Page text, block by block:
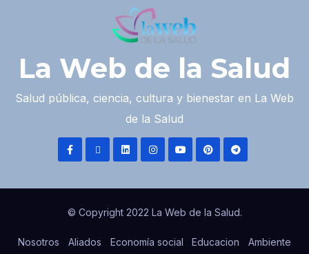
La Web de la Salud
Salud pública, ciencia, cultura y bienestar en La Web
de la Salud
© Copyright 2022 La Web de la Salud.
Nosotros Aliados Economía social Educacion Ambiente